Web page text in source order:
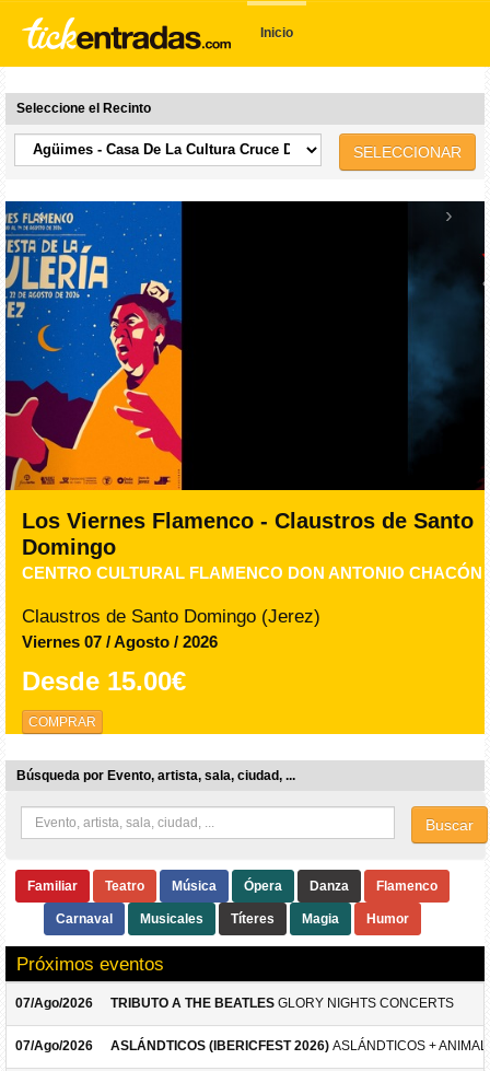
Inicio
Seleccione el Recinto
SELECCIONAR
‹ ›
Los Viernes Flamenco - Claustros de Santo
Domingo
CENTRO CULTURAL FLAMENCO DON ANTONIO CHACÓN
Claustros de Santo Domingo (Jerez)
Viernes 07 / Agosto / 2026
Desde 15.00€
COMPRAR
Búsqueda por Evento, artista, sala, ciudad, ...
Buscar
Familiar Teatro Música Ópera Danza Flamenco
Carnaval Musicales Títeres Magia Humor
Próximos eventos
07/Ago/2026 TRIBUTO A THE BEATLES GLORY NIGHTS CONCERTS
07/Ago/2026 ASLÁNDTICOS (IBERICFEST 2026) ASLÁNDTICOS +